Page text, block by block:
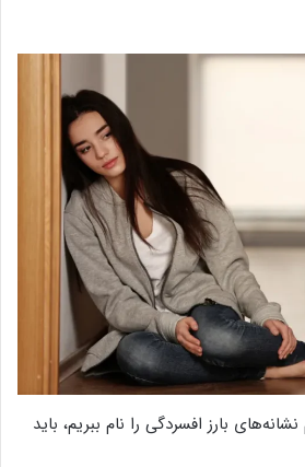
بارز افسردگی را نام ببریم، باید